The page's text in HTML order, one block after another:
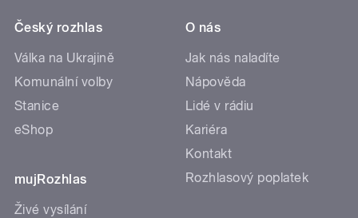
Český rozhlas
Válka na Ukrajině
Komunální volby
Stanice
eShop
mujRozhlas
Živé vysílání
O nás
Jak nás naladíte
Nápověda
Lidé v rádiu
Kariéra
Kontakt
Rozhlasový poplatek